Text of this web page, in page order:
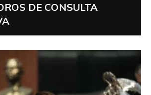
DE CONSULTA